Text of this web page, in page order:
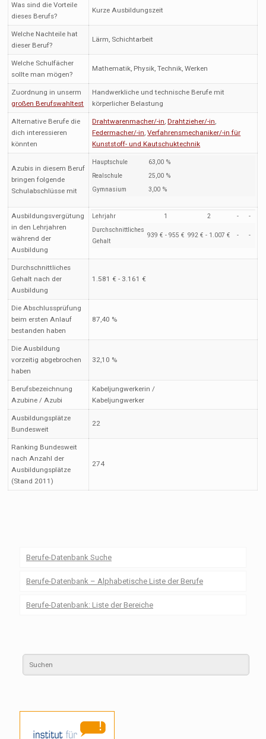
Was sind die Vorteile
dieses Berufs?
Kurze Ausbildungszeit
Welche Nachteile hat
dieser Beruf?
Lärm, Schichtarbeit
Welche Schulfächer
sollte man mögen?
Mathematik, Physik, Technik, Werken
Zuordnung in unserm
großen Berufswahltest
Handwerkliche und technische Berufe mit
körperlicher Belastung
Alternative Berufe die
dich interessieren
könnten
Drahtwarenmacher/-in,Drahtzieher/-in,
Federmacher/-in,Verfahrensmechaniker/-in für
Kunststoff- und Kautschuktechnik
Azubis in diesem Beruf
bringen folgende
Schulabschlüsse mit
Hauptschule
63,00 %
Realschule
25,00 %
Gymnasium
3,00 %
Ausbildungsvergütung
in den Lehrjahren
während der
Ausbildung
Lehrjahr 1 2 -
-
Durchschnittliches
Gehalt
939 € - 955 € 992 € - 1.007 € - -
Durchschnittliches
Gehalt nach der
Ausbildung
1.581 € - 3.161 €
Die Abschlussprüfung
beim ersten Anlauf
bestanden haben
87,40 %
Die Ausbildung
vorzeitig abgebrochen
haben
32,10 %
Berufsbezeichnung
Azubine / Azubi
Kabeljungwerkerin /
Kabeljungwerker
Ausbildungsplätze
Bundesweit
22
Ranking Bundesweit
nach Anzahl der
Ausbildungsplätze
(Stand 2011)
274
Berufe-Datenbank Suche
Berufe-Datenbank – Alphabetische Liste der Berufe
Berufe-Datenbank: Liste der Bereiche